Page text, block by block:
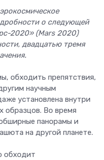
о следующей
2020» (Mars 2020)
двадцатью тремя
обходить препятствия,
научным
установлена внутри
образцов. Во время
панорамы и
на другой планете.
обходит